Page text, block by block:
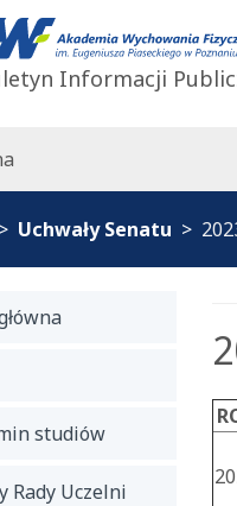
AWF Poznań
Informacji
Uchwały Senatu
studiów
Rady Uczelni